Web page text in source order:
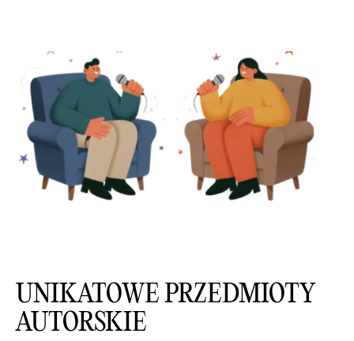
UNIKATOWE PRZEDMIOTY
AUTORSKIE